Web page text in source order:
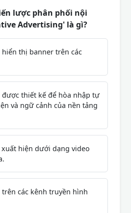
lược phân phối nội
Advertising' là gì?
hiển thị banner trên các
được thiết kế để hòa nhập tự
và ngữ cảnh của nền tảng
xuất hiện dưới dạng video
trên các kênh truyền hình